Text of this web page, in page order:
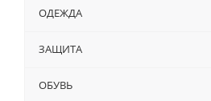
ОДЕЖДА
ЗАЩИТА
ОБУВЬ